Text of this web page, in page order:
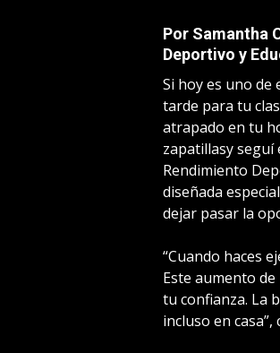
Por Samantha
Deportivo y
Si hoy es uno de
tarde para tu
atrapado en tu
zapatillasy seguí
Rendimiento
diseñada
dejar pasar la
“Cuando haces
Este aumento
tu confianza. La
incluso en